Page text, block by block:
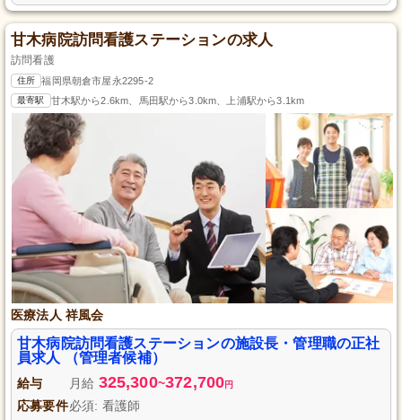
甘木病院訪問看護ステーションの求人
訪問看護
住所 福岡県朝倉市屋永2295-2
最寄駅 甘木駅から2.6km、馬田駅から3.0km、上浦駅から3.1km
医療法人 祥風会
甘木病院訪問看護ステーションの施設長・管理職の正社
員求人 （管理者候補）
給与 月給 325,300~372,700円
応募要件必須: 看護師